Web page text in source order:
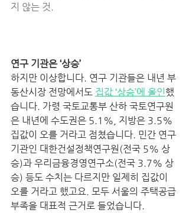
지 않는 것.
연구 기관은 ‘상승’
하지만 이상합니다. 연구 기관들은 내년 부
동산시장 전망에서도 집값 ‘상승’에 올인했
습니다. 가령 국토교통부 산하 국토연구원
은 내년에 수도권은 5.1%, 지방은 3.5%
집값이 오를 거라고 점쳤습니다. 민간 연구
기관인 대한건설정책연구원(전국 5% 상
승)과 우리금융경영연구소(전국 3.7% 상
승) 등도 수치는 다르지만 일제히 집값이
오를 거라고 했고요. 모두 서울의 주택공급
부족을 대표적 근거로 들었습니다.